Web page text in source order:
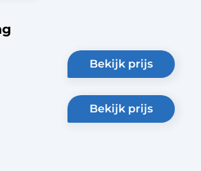
bekijk prijs
bekijk prijs